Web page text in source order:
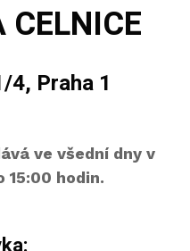
CELNICE
4, Praha 1
ve všední dny v
15:00 hodin.